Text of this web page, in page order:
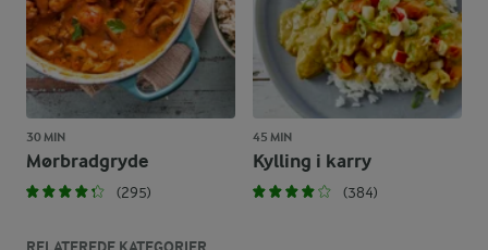
30 MIN
Mørbradgryde
(295)
45 MIN
Kylling i karry
(384)